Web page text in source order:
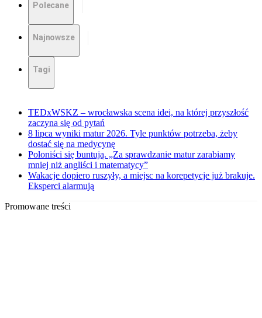
Polecane
Najnowsze
Tagi
TEDxWSKZ – wrocławska scena idei, na której przyszłość
zaczyna się od pytań
8 lipca wyniki matur 2026. Tyle punktów potrzeba, żeby
dostać się na medycynę
Poloniści się buntują. „Za sprawdzanie matur zarabiamy
mniej niż angliści i matematycy”
Wakacje dopiero ruszyły, a miejsc na korepetycje już brakuje.
Eksperci alarmują
Promowane treści